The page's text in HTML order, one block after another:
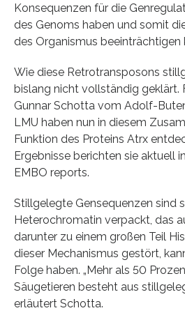
Konsequenzen für die
des Genoms haben und somit
des Organismus beeinträchtigen
Wie diese Retrotransposons
bislang nicht vollständig geklärt.
Gunnar Schotta vom Adolf-
LMU haben nun in diesem
Funktion des Proteins Atrx
Ergebnisse berichten sie aktuell
EMBO reports.
Stillgelegte Gensequenzen sind
Heterochromatin verpackt, das
darunter zu einem großen Teil
dieser Mechanismus gestört,
Folge haben. „Mehr als 50
Säugetieren besteht aus
erläutert Schotta.